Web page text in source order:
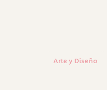
Arte y Diseño